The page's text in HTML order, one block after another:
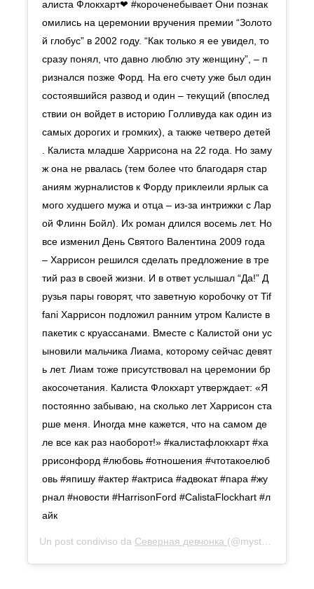
алиста Флокхарт❤ #короченебывает Они познак
омились на церемонии вручения премии “Золото
й глобус” в 2002 году. “Как только я ее увидел, то
сразу понял, что давно люблю эту женщину”, – п
ризнался позже Форд. На его счету уже был один
состоявшийся развод и один – текущий (впослед
ствии он войдет в историю Голливуда как один из
самых дорогих и громких), а также четверо детей
. Калиста младше Харрисона на 22 года. Но заму
ж она не рвалась (тем более что благодаря стар
аниям журналистов к Форду приклеили ярлык са
мого худшего мужа и отца – из-за интрижки с Лар
ой Флинн Бойл). Их роман длился восемь лет. Но
все изменил День Святого Валентина 2009 года
– Харрисон решился сделать предложение в тре
тий раз в своей жизни. И в ответ услышал “Да!” Д
рузья пары говорят, что заветную коробочку от Tif
fani Харрисон подложил ранним утром Калисте в
пакетик с круассанами. Вместе с Калистой они ус
ыновили мальчика Лиама, которому сейчас девят
ь лет. Лиам тоже присутствовал на церемонии бр
акосочетания. Калиста Флокхарт утверждает: «Я
постоянно забываю, на сколько лет Харрисон ста
рше меня. Иногда мне кажется, что на самом де
ле все как раз наоборот!» #калистафлокхарт #ха
ррисонфорд #любовь #отношения #чтотакоелюб
овь #япишу #актер #актриса #адвокат #пара #жу
рнал #новости #HarrisonFord #CalistaFlockhart #л
айк
Un post condiviso da Северная девчонка (@mystery_em) in data: